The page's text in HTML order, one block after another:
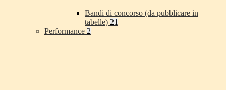
Bandi di concorso (da pubblicare in
tabelle) 21
Performance 2